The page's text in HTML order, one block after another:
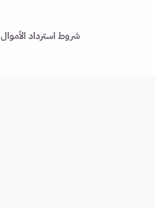
شروط استرداد الأموال